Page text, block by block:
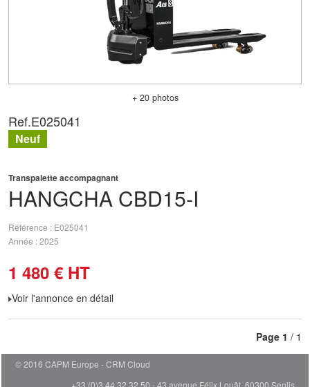
+ 20 photos
HANGCHA CBD15-I
Transpalette accompagnant
Référence
E025041
Année 2025
1 480 € HT
Voir l'annonce en détail
Ref.E025041
Neuf
Page 1 / 1
© 2016 CAPM Europe
CRM Cloud
+33 (0)3 44 32 32 50 - 43 avenue Félix Louât, 60300 Senlis